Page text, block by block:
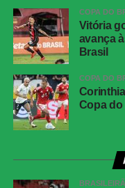
Grêmio vence o
final da Copa do
TÉCNICA
Partida
Competição
COPA DO
Vitória
avança
Brasil
COPA DO
Copa do